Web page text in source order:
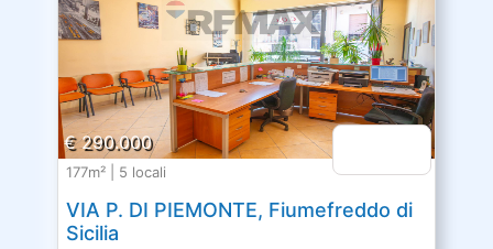
€ 290.000
177m² | 5 locali
VIA P. DI PIEMONTE, Fiumefreddo di
Sicilia